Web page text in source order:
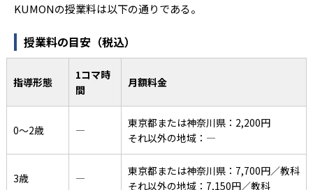
KUMONの授業料は以下の通りである。
授業料の目安（税込）
指導形態
1コマ時
間
月額料金
0〜2歳 ―
東京都または神奈川県：2,200円
それ以外の地域：―
3歳 ―
東京都または神奈川県：7,700円／教科
それ以外の地域：7,150円／教科